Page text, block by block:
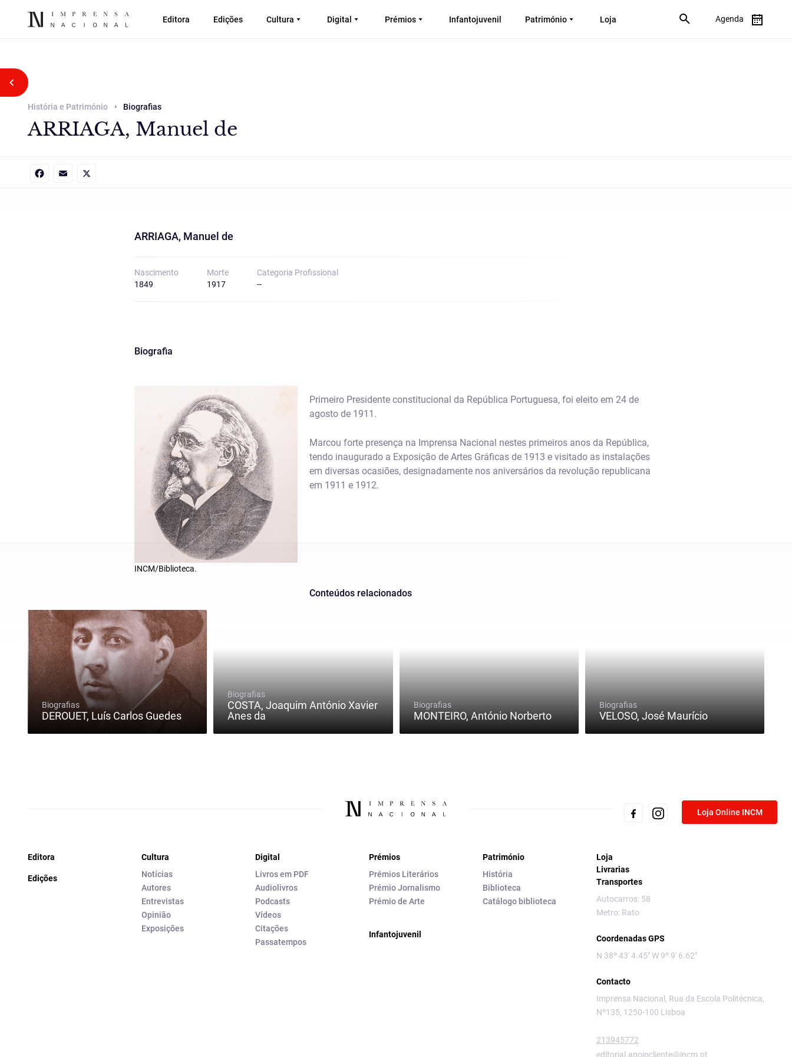
Editora Edições Cultura Digital Prémios Infantojuvenil Património Loja Agenda
Voltar atrás
História e Património Biografias
ARRIAGA, Manuel de
ARRIAGA, Manuel de
Nascimento
1849
Morte
1917
Categoria Proﬁssional
--
Biografia
INCM/Biblioteca.
Primeiro Presidente constitucional da República Portuguesa, foi eleito em 24 de
agosto de 1911.
Marcou forte presença na Imprensa Nacional nestes primeiros anos da República,
tendo inaugurado a Exposição de Artes Gráficas de 1913 e visitado as instalações
em diversas ocasiões, designadamente nos aniversários da revolução republicana
em 1911 e 1912.
Conteúdos relacionados
Biografias
DEROUET, Luís Carlos Guedes
Biografias
COSTA, Joaquim António Xavier
Anes da
Biografias
MONTEIRO, António Norberto
Biografias
VELOSO, José Maurício
Loja Online INCM
Editora
Edições
Cultura
Notícias
Autores
Entrevistas
Opinião
Exposições
Digital
Livros em PDF
Audiolivros
Podcasts
Vídeos
Citações
Passatempos
Prémios
Prémios Literários
Prémio Jornalismo
Prémio de Arte
Infantojuvenil
Património
História
Biblioteca
Catálogo biblioteca
Loja
Livrarias
Transportes
Autocarros: 58
Metro: Rato
Coordenadas GPS
N 38º 43' 4.45" W 9º 9' 6.62"
Contacto
Imprensa Nacional, Rua da Escola Politécnica,
Nº135, 1250-100 Lisboa
213945772
editorial.apoiocliente@incm.pt